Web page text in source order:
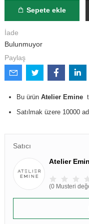
Sepete ekle
İade
Bulunmuyor
Paylaş
Bu ürün Atelier Emine
Satılmak üzere 10000
Satıcı
Atelier
(0 Musteri